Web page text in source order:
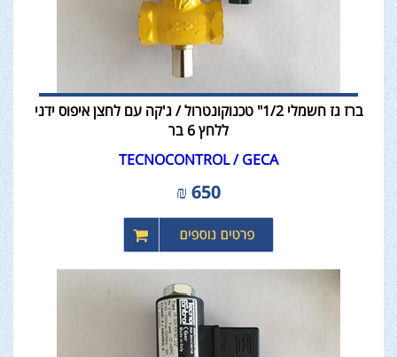
ברז גז חשמלי 1/2" טכנוקונטרול / ג'קה עם לחצן איפוס ידני
ללחץ 6 בר
TECNOCONTROL / GECA
650
₪